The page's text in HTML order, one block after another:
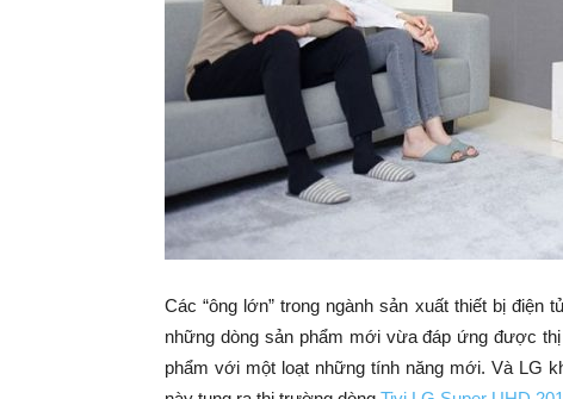
Các “ông lớn” trong ngành sản xuất thiết bị
những dòng sản phẩm mới vừa đáp ứng được
phẩm với một loạt những tính năng mới. Và LG